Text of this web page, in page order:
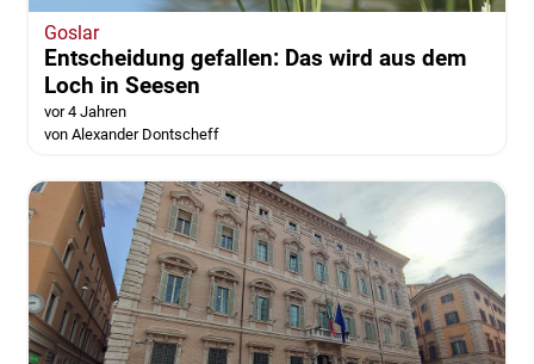
Goslar
Entscheidung gefallen: Das wird aus dem
Loch in Seesen
vor 4 Jahren
von Alexander Dontscheff